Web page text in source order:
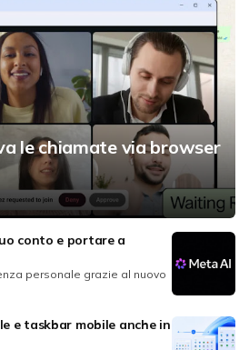
le chiamate via browser
conto e portare a
personale grazie al nuovo
e taskbar mobile anche in